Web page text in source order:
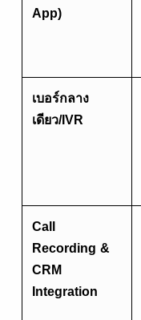
App)
เบอร์กลาง
เดียว/IVR
Call
Recording &
CRM
Integration